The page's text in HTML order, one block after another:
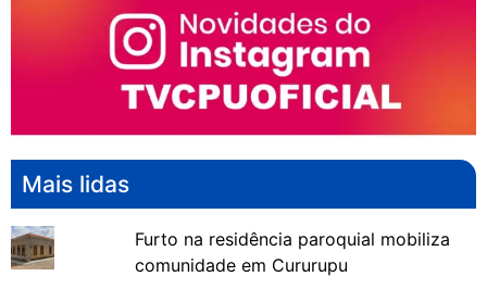
Mais lidas
Furto na residência paroquial mobiliza
comunidade em Cururupu